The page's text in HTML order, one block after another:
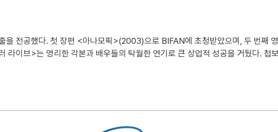
을 전공했다. 첫 장편 <아나모픽>(2003)으로 BIFAN에 초청받았으며, 두 번째
라이브>는 영리한 각본과 배우들의 탁월한 연기로 큰 상업적 성공을 거뒀다. 첩